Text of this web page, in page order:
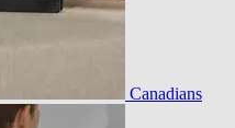
Canadians